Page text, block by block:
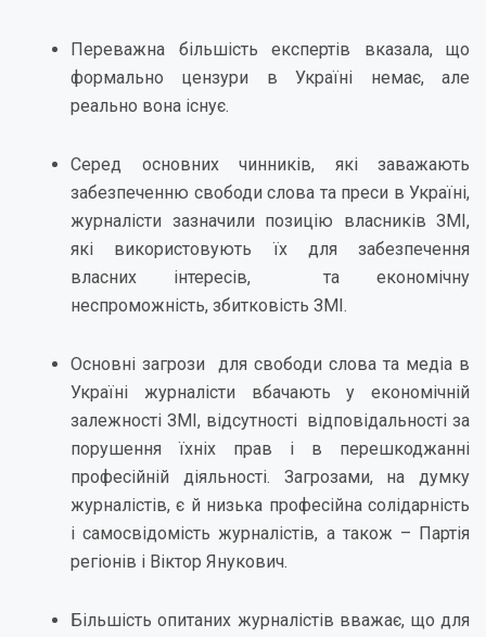
Переважна більшість експертів вказала, що
формально цензури в Україні немає, але
реально вона існує.
Серед основних чинників, які заважають
забезпеченню свободи слова та преси в Україні,
журналісти зазначили позицію власників ЗМІ,
які використовують їх для забезпечення
власних інтересів, та економічну
неспроможність, збитковість ЗМІ.
Основні загрози для свободи слова та медіа в
Україні журналісти вбачають у економічній
залежності ЗМІ, відсутності відповідальності за
порушення їхніх прав і в перешкоджанні
професійній діяльності. Загрозами, на думку
журналістів, є й низька професійна солідарність
і самосвідомість журналістів, а також – Партія
регіонів і Віктор Янукович.
Більшість опитаних журналістів вважає, що для